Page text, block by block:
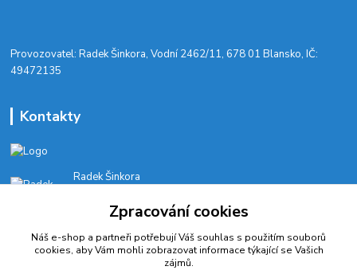
​Provozovatel: Radek Šinkora, Vodní 2462/11, 678 01 Blansko, IČ:
49472135
Kontakty
Radek Šinkora
E-SHOP: Po-Pá, 8-17 hod.
cyklobikesport@seznam.cz
Zpracování cookies
Náš e-shop a partneři potřebují Váš souhlas s použitím souborů
cookies, aby Vám mohli zobrazovat informace týkající se Vašich
zájmů.